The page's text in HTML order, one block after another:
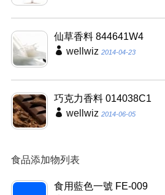
仙草香料 844641W4
wellwiz 2014-04-23
巧克力香料 014038C1
wellwiz 2014-06-05
食品添加物列表
食用藍色一號 FE-009